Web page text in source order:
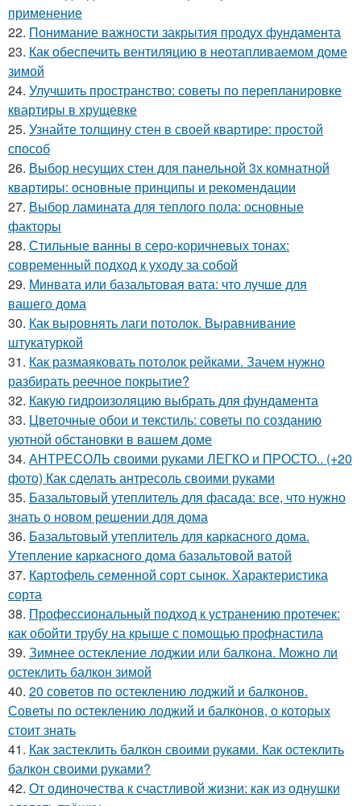
применение
22. Понимание важности закрытия продух фундамента
23. Как обеспечить вентиляцию в неотапливаемом доме
зимой
24. Улучшить пространство: советы по перепланировке
квартиры в хрущевке
25. Узнайте толщину стен в своей квартире: простой
способ
26. Выбор несущих стен для панельной 3х комнатной
квартиры: основные принципы и рекомендации
27. Выбор ламината для теплого пола: основные
факторы
28. Стильные ванны в серо-коричневых тонах:
современный подход к уходу за собой
29. Минвата или базальтовая вата: что лучше для
вашего дома
30. Как выровнять лаги потолок. Выравнивание
штукатуркой
31. Как размаяковать потолок рейками. Зачем нужно
разбирать реечное покрытие?
32. Какую гидроизоляцию выбрать для фундамента
33. Цветочные обои и текстиль: советы по созданию
уютной обстановки в вашем доме
34. АНТРЕСОЛЬ своими руками ЛЕГКО и ПРОСТО.. (+20
фото) Как сделать антресоль своими руками
35. Базальтовый утеплитель для фасада: все, что нужно
знать о новом решении для дома
36. Базальтовый утеплитель для каркасного дома.
Утепление каркасного дома базальтовой ватой
37. Картофель семенной сорт сынок. Характеристика
сорта
38. Профессиональный подход к устранению протечек:
как обойти трубу на крыше с помощью профнастила
39. Зимнее остекление лоджии или балкона. Можно ли
остеклить балкон зимой
40. 20 советов по остеклению лоджий и балконов.
Советы по остеклению лоджий и балконов, о которых
стоит знать
41. Как застеклить балкон своими руками. Как остеклить
балкон своими руками?
42. От одиночества к счастливой жизни: как из однушки